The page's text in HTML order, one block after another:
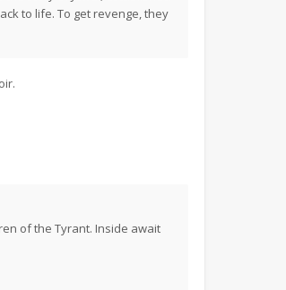
to life. To get revenge, they
of the Tyrant. Inside await